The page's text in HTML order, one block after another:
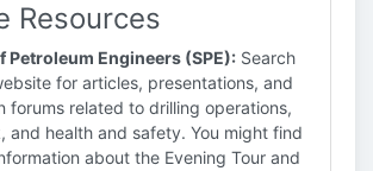
Resources
Petroleum Engineers (SPE): Search
for articles, presentations, and
forums related to drilling operations,
and health and safety. You might find
about the Evening Tour and